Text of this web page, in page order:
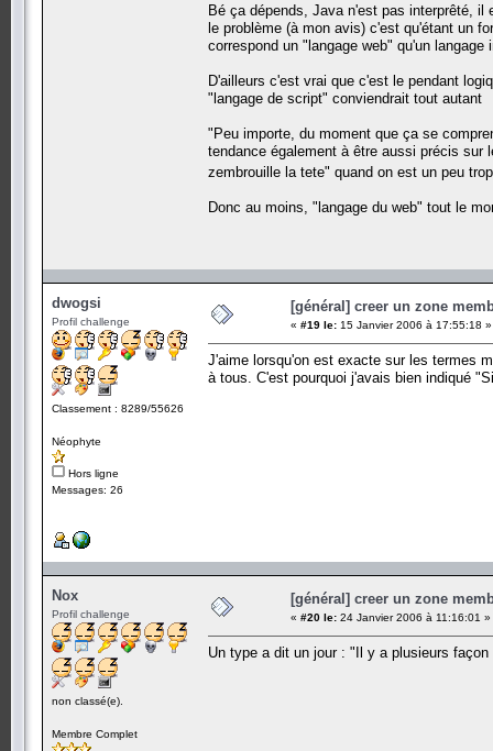
Bé ça dépends, Java n'est pas interprêté,
le problème (à mon avis) c'est qu'étant un
correspond un "langage web" qu'un langage
D'ailleurs c'est vrai que c'est le pendant
"langage de script" conviendrait tout autant
"Peu importe, du moment que ça se
tendance également à être aussi précis
zembrouille la tete" quand on est un peu
Donc au moins, "langage du web" tout le
dwogsi
Profil challenge
Classement : 8289/55626
Néophyte
Hors ligne
Messages: 26
[général] creer un zone
« #19 le: 15 Janvier 2006 à 17:55:18 »
J'aime lorsqu'on est exacte sur les termes
à tous. C'est pourquoi j'avais bien indiqué
Nox
Profil challenge
non classé(e).
Membre Complet
[général] creer un zone
« #20 le: 24 Janvier 2006 à 11:16:01 »
Un type a dit un jour : "Il y a plusieurs